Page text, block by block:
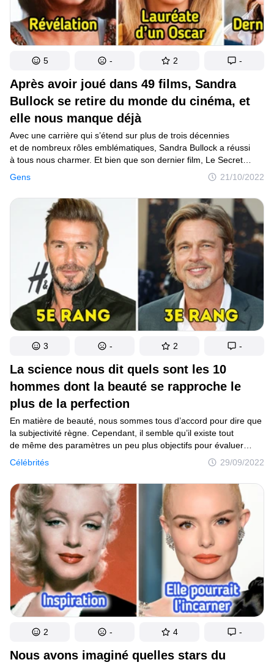
Après avoir joué dans 49 films, Sandra
Bullock se retire du monde du cinéma, et
elle nous manque déjà
Gens 21/10/2022
Avec une carrière qui s’étend sur plus de trois décennies
et de nombreux rôles emblématiques, Sandra Bullock a réussi
à tous nous charmer. Et bien que son dernier film, Le Secret
de la cité perdue, ait été un énorme succès au box-office, c’est
peut-être le moment idéal pour revoir nos films préférés.
À 57 ans, Sandra Bullock a annoncé sa retraite temporaire
du métier d’actrice.
5 - 2 -
La science nous dit quels sont les 10
hommes dont la beauté se rapproche le
plus de la perfection
Célébrités 29/09/2022
En matière de beauté, nous sommes tous d’accord pour dire que
la subjectivité règne. Cependant, il semble qu’il existe tout
de même des paramètres un peu plus objectifs pour évaluer
le physique des individus. En utilisant un ratio mathématique
et avec l’aide de la technologie, le Dr De Silva a pu établir une
liste dans laquelle il classe les 10 hommes les plus séduisants
de la planète.
3 - 2 -
Nous avons imaginé quelles stars du
2 - 4 -